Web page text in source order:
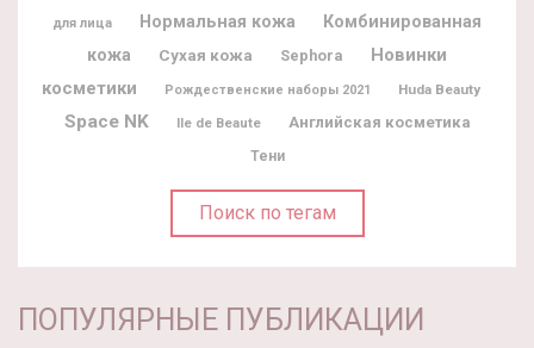
для лица Нормальная кожа
Комбинированная
кожа
Сухая кожа Sephora
Новинки
косметики
Рождественские наборы 2021 Huda Beauty
Space NK Ile de Beaute Английская косметика
Тени
Поиск по тегам
ПОПУЛЯРНЫЕ ПУБЛИКАЦИИ